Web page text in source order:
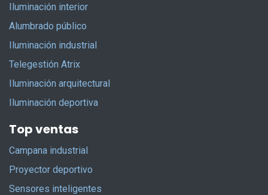
Iluminación interior
Alumbrado público
Iluminación industrial
Telegestión Atrix
Iluminación arquitectural
Iluminación deportiva
Top ventas
Campana industrial
Proyector deportivo
Sensores inteligentes